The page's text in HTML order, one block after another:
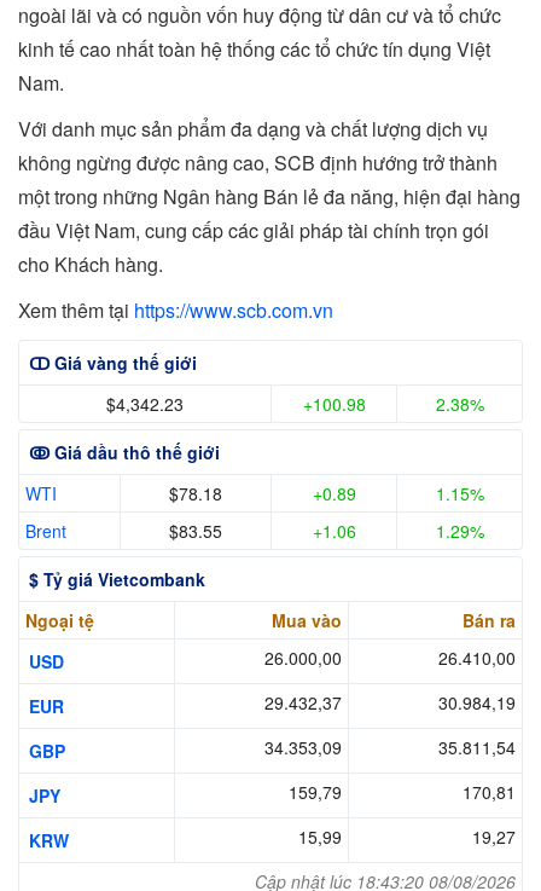
ngoài lãi và có nguồn vốn huy động từ dân cư và tổ chức
kinh tế cao nhất toàn hệ thống các tổ chức tín dụng Việt
Nam.
Với danh mục sản phẩm đa dạng và chất lượng dịch vụ
không ngừng được nâng cao, SCB định hướng trở thành
một trong những Ngân hàng Bán lẻ đa năng, hiện đại hàng
đầu Việt Nam, cung cấp các giải pháp tài chính trọn gói
cho Khách hàng.
Xem thêm tại https://www.scb.com.vn
ↀ Giá vàng thế giới
$4,342.23
+100.98
2.38%
ↂ Giá dầu thô thế giới
WTI
$78.18 +0.89
1.15%
Brent
$83.55 +1.06
1.29%
$ Tỷ giá Vietcombank
Ngoại tệ
Mua vào
Bán ra
USD
26.000,00
26.410,00
EUR
29.432,37
30.984,19
GBP
34.353,09
35.811,54
JPY
159,79
170,81
KRW
15,99
19,27
Cập nhật lúc 18:43:20 08/08/2026